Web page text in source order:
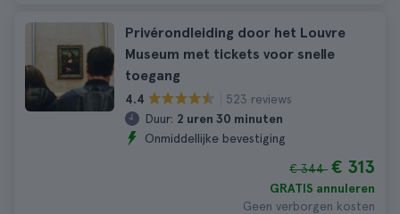
Privérondleiding door het Louvre
Museum met tickets voor snelle
toegang
4.4
523 reviews
Duur: 2 uren 30 minuten
Onmiddellijke bevestiging
€ 344 € 313
GRATIS annuleren
Geen verborgen kosten